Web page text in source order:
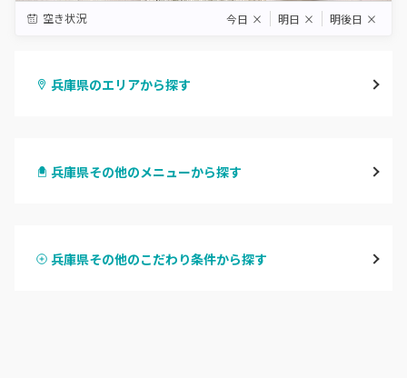
空き状況 今日 × 明日 × 明後日 ×
兵庫県のエリアから探す
尼崎・塚口・武庫之荘
兵庫県その他のメニューから探す
ハンドスカルプ
兵庫県その他のこだわり条件から探す